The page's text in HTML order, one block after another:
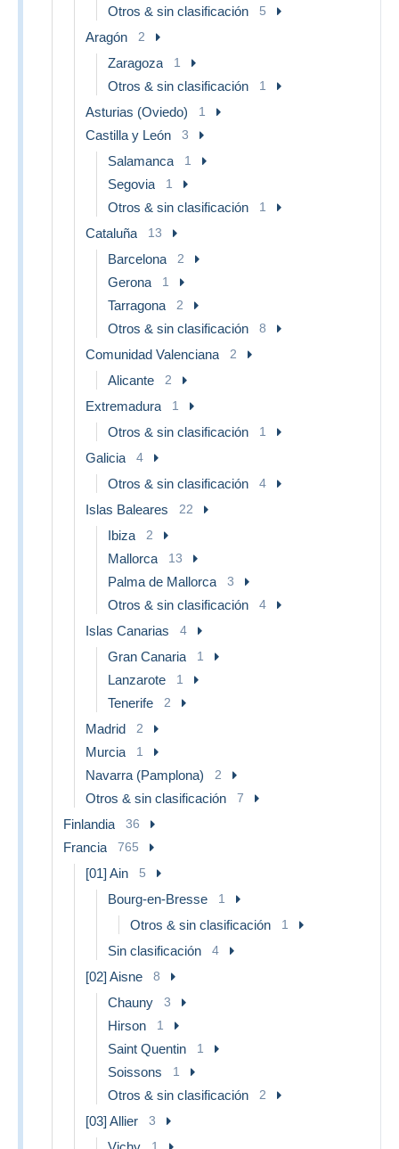
Otros & sin clasificación 5
Aragón 2
Zaragoza 1
Otros & sin clasificación 1
Asturias (Oviedo) 1
Castilla y León 3
Salamanca 1
Segovia 1
Otros & sin clasificación 1
Cataluña 13
Barcelona 2
Gerona 1
Tarragona 2
Otros & sin clasificación 8
Comunidad Valenciana 2
Alicante 2
Extremadura 1
Otros & sin clasificación 1
Galicia 4
Otros & sin clasificación 4
Islas Baleares 22
Ibiza 2
Mallorca 13
Palma de Mallorca 3
Otros & sin clasificación 4
Islas Canarias 4
Gran Canaria 1
Lanzarote 1
Tenerife 2
Madrid 2
Murcia 1
Navarra (Pamplona) 2
Otros & sin clasificación 7
Finlandia 36
Francia 765
[01] Ain 5
Bourg-en-Bresse 1
Otros & sin clasificación 1
Sin clasificación 4
[02] Aisne 8
Chauny 3
Hirson 1
Saint Quentin 1
Soissons 1
Otros & sin clasificación 2
[03] Allier 3